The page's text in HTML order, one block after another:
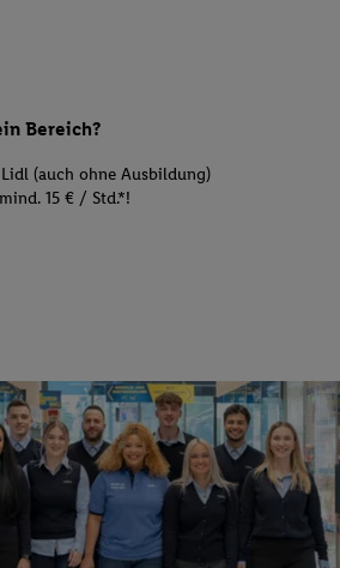
Bereich?
(auch ohne Ausbildung)
15 € / Std.*!